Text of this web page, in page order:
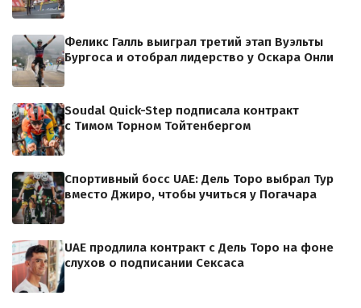
Феликс Галль выиграл третий этап Вуэльты
Бургоса и отобрал лидерство у Оскара Онли
Soudal Quick-Step подписала контракт
с Тимом Торном Тойтенбергом
Спортивный босс UAE: Дель Торо выбрал Тур
вместо Джиро, чтобы учиться у Погачара
UAE продлила контракт с Дель Торо на фоне
слухов о подписании Сексаса